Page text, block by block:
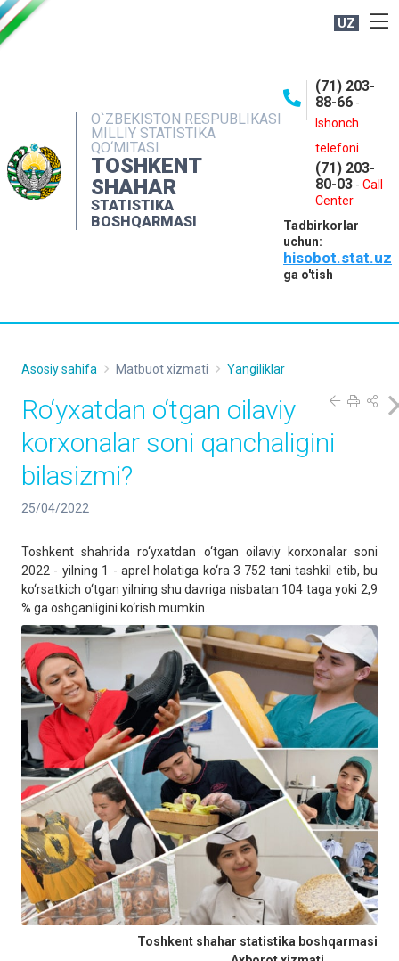
UZ
O`ZBEKISTON RESPUBLIKASI
MILLIY STATISTIKA
QO‘MITASI
TOSHKENT
SHAHAR
STATISTIKA
BOSHQARMASI
(71) 203-
88-66 -
Ishonch
telefoni
(71) 203-
80-03 - Call
Center
Tadbirkorlar
uchun:
hisobot.stat.uz
ga o'tish
NASHRLAR
INTERAKTIV XIZMATLAR
MATBUOT XIZMATI
MUROJAATLAR
Asosiy sahifa Matbuot xizmati Yangiliklar
Ro‘yxatdan o‘tgan oilaviy
korxonalar soni qanchaligini
bilasizmi?
25/04/2022
Toshkent shahrida ro‘yxatdan o‘tgan oilaviy korxonalar soni
2022 - yilning 1 - aprel holatiga ko‘ra 3 752 tani tashkil etib, bu
ko‘rsatkich o‘tgan yilning shu davriga nisbatan 104 taga yoki 2,9
% ga oshganligini ko‘rish mumkin.
Toshkent shahar statistika boshqarmasi